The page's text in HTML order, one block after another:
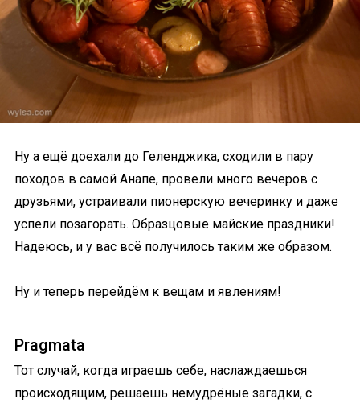
Ну а ещё доехали до Геленджика, сходили в пару
походов в самой Анапе, провели много вечеров с
друзьями, устраивали пионерскую вечеринку и даже
успели позагорать. Образцовые майские праздники!
Надеюсь, и у вас всё получилось таким же образом.
Ну и теперь перейдём к вещам и явлениям!
Pragmata
Тот случай, когда играешь себе, наслаждаешься
происходящим, решаешь немудрёные загадки, с